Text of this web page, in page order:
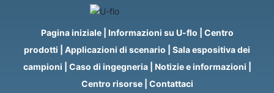
Pagina iniziale| Informazioni su U-flo
Centro
prodotti
Applicazioni di scenario
Sala espositiva dei
campioni
Caso di ingegneria| Notizie e informazioni
Centro risorse| Contattaci